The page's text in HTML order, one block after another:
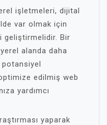
işletmeleri, dijital
var olmak için
geliştirmelidir. Bir
alanda daha
edilmiş web
yardımcı
yaparak